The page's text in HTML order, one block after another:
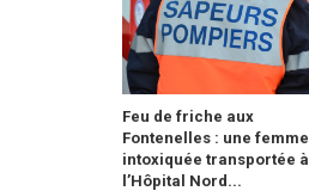
Feu de friche aux
Fontenelles : une femme
intoxiquée transportée à
l’Hôpital Nord...